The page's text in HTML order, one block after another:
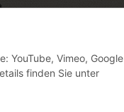
YouTube, Vimeo, Google
finden Sie unter